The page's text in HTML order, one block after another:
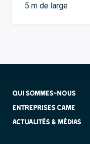
5 m de large
QUI SOMMES-NOUS
ENTREPRISES CAME
ACTUALITÉS & MÉDIAS